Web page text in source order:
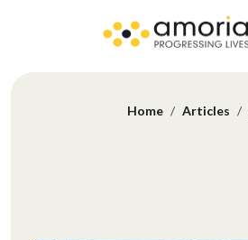
Home Articles